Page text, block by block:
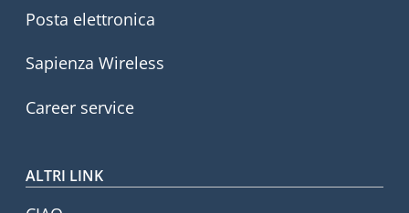
Posta elettronica
Sapienza Wireless
Career service
ALTRI LINK